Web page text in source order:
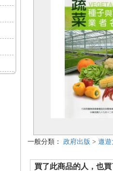
一般分類： 政府出版 > 遨遊
買了此商品的人，也買